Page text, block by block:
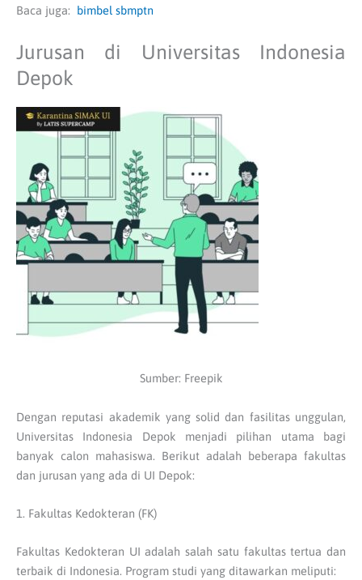
Baca juga: bimbel sbmptn
Jurusan di Universitas Indonesia
Depok
Sumber: Freepik
Dengan reputasi akademik yang solid dan fasilitas unggulan,
Universitas Indonesia Depok menjadi pilihan utama bagi
banyak calon mahasiswa. Berikut adalah beberapa fakultas
dan jurusan yang ada di UI Depok:
1. Fakultas Kedokteran (FK)
Fakultas Kedokteran UI adalah salah satu fakultas tertua dan
terbaik di Indonesia. Program studi yang ditawarkan meliputi: